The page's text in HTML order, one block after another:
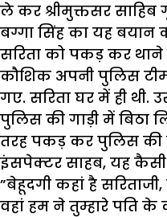
ले कर श्रीमुक्तसर
बग्गा सिंह का यह
सरिता को पकड़ कर
कौशिक अपनी पुलिस
गए. सरिता घर में ही
पुलिस की गाड़ी में बिठा
तरह पकड़ कर पुलिस की
इंसपेक्टर साहब, यह कैसी
”बेहूदगी कहां है
वहां हम ने तुम्हारे पति